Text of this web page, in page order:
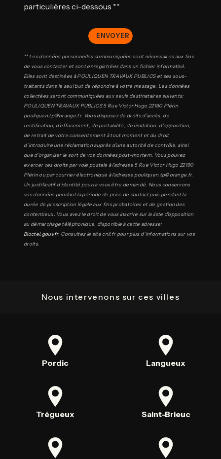
particulières ci-dessous **
ENVOYER
** Les données personnelles communiquées sont nécessaires aux fins
de vous contacter et sont enregistrées dans un fichier informatisé.
Elles sont destinées à POULIQUEN TRAVAUX PUBLICS et ses sous-
traitants dans le seul but de répondre à votre message. Les données
collectées seront communiquées aux seuls destinataires suivants:
POULIQUEN TRAVAUX PUBLICS 5 Rue Victor Hugo 22190 Plérin
pouliquen.tp@orange.fr. Vous disposez de droits d’accès, de
rectification, d’effacement, de portabilité, de limitation, d’opposition,
de retrait de votre consentement à tout moment et du droit
d’introduire une réclamation auprès d’une autorité de contrôle, ainsi
que d’organiser le sort de vos données post-mortem. Vous pouvez
exercer ces droits par voie postale à l'adresse 5 Rue Victor Hugo 22190
Plérin ou par courrier électronique à l'adresse pouliquen.tp@orange.fr.
Un justificatif d'identité pourra vous être demandé. Nous conservons
vos données pendant la période de prise de contact puis pendant la
durée de prescription légale aux fins probatoires et de gestion des
contentieux. Vous avez le droit de vous inscrire sur la liste d'opposition
au démarchage téléphonique, disponible à cette adresse:
Bloctel.gouv.fr. Consultez le site cnil.fr pour plus d’informations sur vos
droits.
Nous intervenons sur ces villes
Pordic Langueux
Trégueux Saint-Brieuc